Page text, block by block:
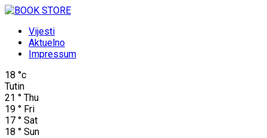
Vijesti
Aktuelno
Impressum
18 °c
Tutin
21 ° Thu
19 ° Fri
17 ° Sat
18 ° Sun